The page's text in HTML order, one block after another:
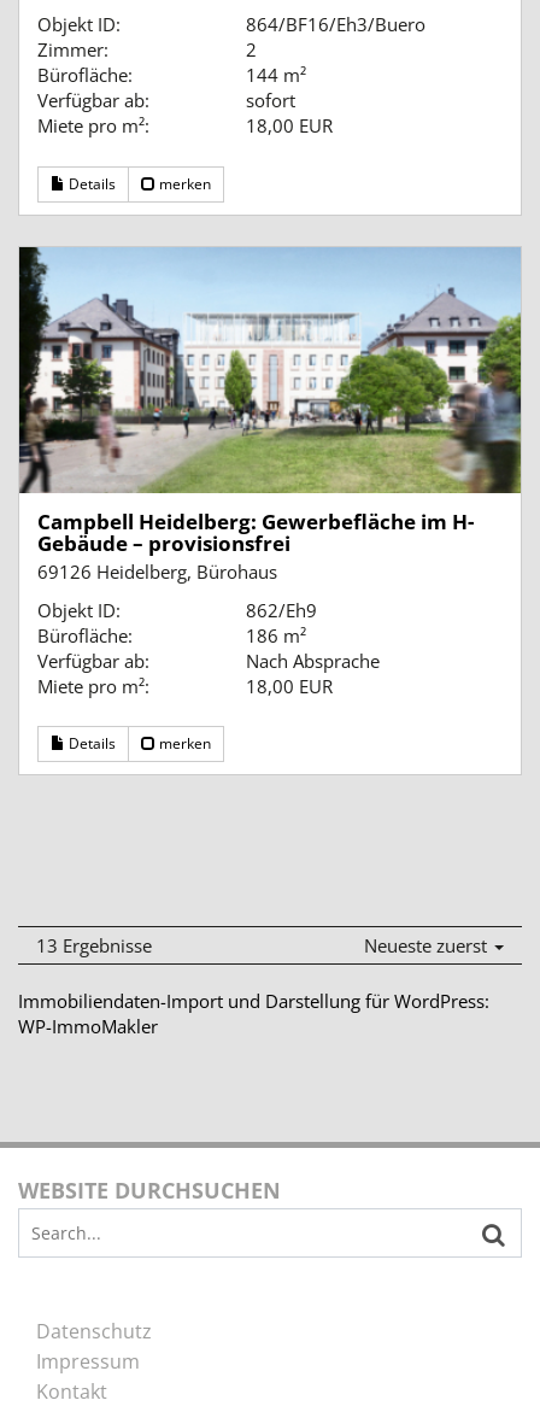
Objekt ID:
864/BF16/Eh3/Buero
Zimmer:
2
Bürofläche:
144 m²
Verfügbar ab:
sofort
Miete pro m²:
18,00 EUR
Details merken
Campbell Heidelberg: Gewerbefläche im H-
Gebäude – provisionsfrei
69126 Heidelberg, Bürohaus
Objekt ID:
862/Eh9
Bürofläche:
186 m²
Verfügbar ab:
Nach Absprache
Miete pro m²:
18,00 EUR
Details merken
13 Ergebnisse Neueste zuerst
Immobiliendaten-Import und Darstellung für WordPress:
WP-ImmoMakler
WEBSITE DURCHSUCHEN
for:
Datenschutz
Impressum
Kontakt